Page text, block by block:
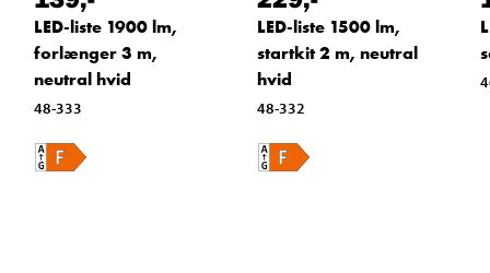
LED-liste 1900 lm,
forlænger 3 m,
neutral hvid
48-333
LED-liste 1500 lm,
startkit 2 m, neutral
hvid
48-332